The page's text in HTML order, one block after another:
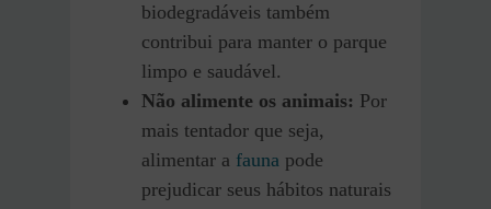
biodegradáveis também
contribui para manter o parque
limpo e saudável.
Não alimente os animais: Por
mais tentador que seja,
alimentar a fauna pode
prejudicar seus hábitos naturais